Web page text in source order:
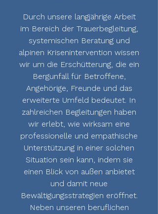
Durch unsere langjährige Arbeit
im Bereich der Trauerbegleitung,
systemischen Beratung und
alpinen Krisenintervention wissen
wir um die Erschütterung, die ein
Bergunfall für Betroffene,
Angehörige, Freunde und das
erweiterte Umfeld bedeutet. In
zahlreichen Begleitungen haben
wir erlebt, wie wirksam eine
professionelle und empathische
Unterstützung in einer solchen
Situation sein kann, indem sie
einen Blick von außen anbietet
und damit neue
Bewältigungsstrategien eröffnet.
Neben unseren beruflichen